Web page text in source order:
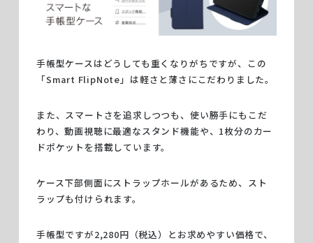
手帳型ケースはどうしても重くなりがちですが、この
「Smart FlipNote」は軽さと薄さにこだわりました。
また、スマートさを追求しつつも、使い勝手にもこだ
わり、動画視聴に最適なスタンド機能や、1枚分のカー
ドポケットを搭載しています。
ケース下部側面にストラップホールがあるため、スト
ラップも付けられます。
手帳型ですが2,280円（税込）とお求めやすい価格で、